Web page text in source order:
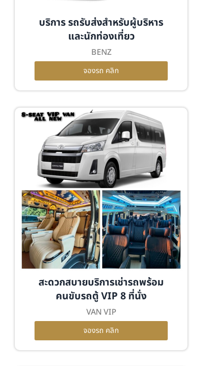
บริการ รถรับส่งสำหรับผู้บริหาร
และนักท่องเที่ยว
BENZ
จองรถ คลิก
สะดวกสบายบริการเช่ารถพร้อม
คนขับรถตู้ VIP 8 ที่นั่ง
VAN VIP
จองรถ คลิก